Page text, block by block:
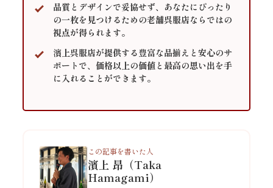
品質とデザインで妥協せず、あなたにぴったり
の一枚を見つけるための老舗呉服店ならではの
視点が得られます。
濱上呉服店が提供する豊富な品揃えと安心のサ
ポートで、価格以上の価値と最高の思い出を手
に入れることができます。
この記事を書いた人
濱上 昂（Taka
Hamagami）